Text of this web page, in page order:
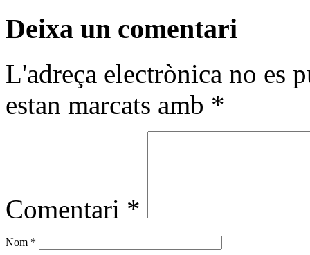
Deixa un comentari
L'adreça electrònica no es
estan marcats amb *
Comentari *
Nom *